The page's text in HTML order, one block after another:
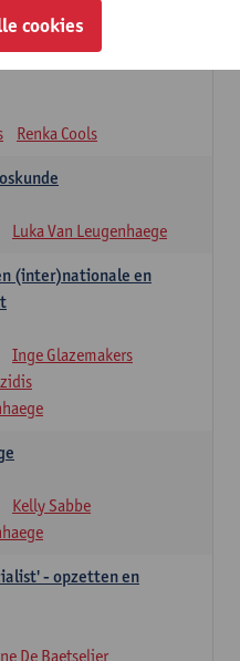
kwaliteitszorg en
Renka Cools
Luka Van Leugenhaege
(inter)nationale en
Inge Glazemakers
Kelly Sabbe
- opzetten en
De Baetselier
cookies